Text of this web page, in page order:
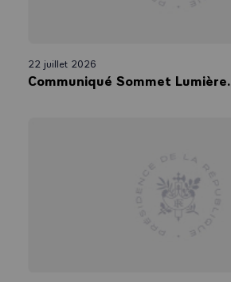
22 juillet 2026
Communiqué Sommet Lumière.